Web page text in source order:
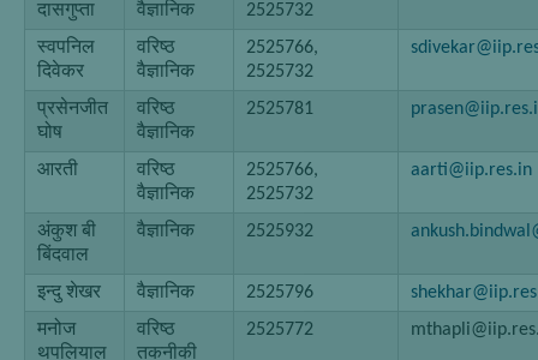
दासगुप्ता
वैज्ञानिक
2525732
स्वपनिल
दिवेकर
वरिष्ठ
वैज्ञानिक
2525766,
2525732
प्रसेनजीत
घोष
वरिष्ठ
वैज्ञानिक
2525781
आरती
वरिष्ठ
वैज्ञानिक
2525766,
2525732
aarti@iip.res.in
अंकुश बी
बिंदवाल
वैज्ञानिक 2525932
इन्दु शेखर वैज्ञानिक 2525796
मनोज
थपलियाल
वरिष्ठ
तकनीकी
2525772